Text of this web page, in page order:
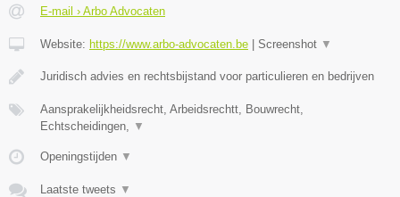
E-mail › Arbo Advocaten
Website: https://www.arbo-advocaten.be | Screenshot ▼
Juridisch advies en rechtsbijstand voor particulieren en bedrijven
Aansprakelijkheidsrecht, Arbeidsrechtt, Bouwrecht,
Echtscheidingen,
▼
Openingstijden ▼
Laatste tweets ▼